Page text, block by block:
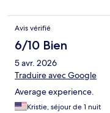
Avis vérifié
6/10 Bien
5 avr. 2026
Traduire avec Google
Average experience.
Kristie, séjour de 1 nuit